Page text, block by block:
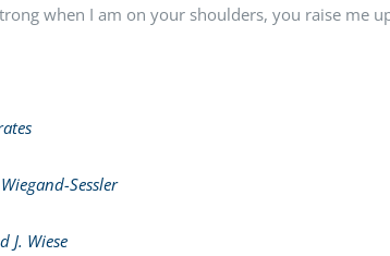
when I am on your shoulders, you raise me
Sessler
J. Wiese